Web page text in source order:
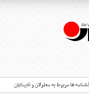
ها مربوط به معلولان و نابینایان